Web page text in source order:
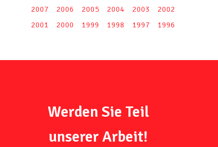
2007
2006 2005 2004 2003
2002
2001
2000 1999 1998 1997 1996
Werden Sie Teil
unserer Arbeit!